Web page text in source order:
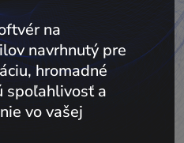
na
navrhnutý pre
hromadné
spoľahlivosť a
vo vašej